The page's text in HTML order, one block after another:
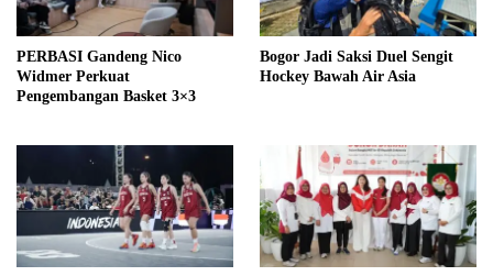
PERBASI Gandeng Nico
Widmer Perkuat
Pengembangan Basket 3×3
Bogor Jadi Saksi Duel Sengit
Hockey Bawah Air Asia